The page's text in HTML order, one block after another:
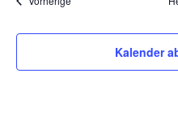
Kalender